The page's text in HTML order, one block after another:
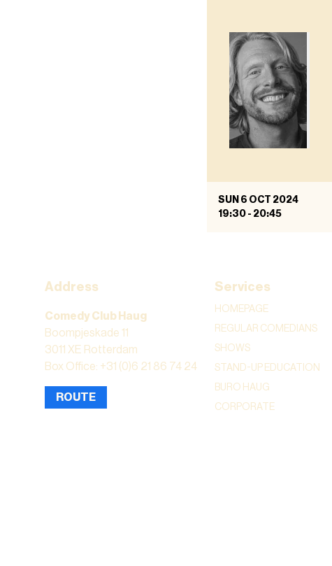
SUN 6 OCT 2024
19:30 - 20:45
Address
Comedy Club Haug
Boompjeskade 11
3011 XE Rotterdam
Box Office: +31 (0)6 21 86 74 24
ROUTE
Services
HOMEPAGE
REGULAR COMEDIANS
SHOWS
STAND-UP EDUCATION
BURO HAUG
CORPORATE